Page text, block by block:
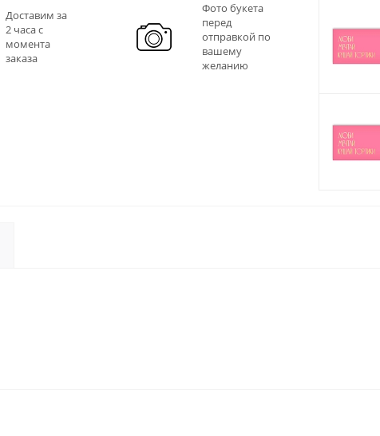
Доставим за
2 часа с
момента
заказа
Фото букета
перед
отправкой по
вашему
желанию